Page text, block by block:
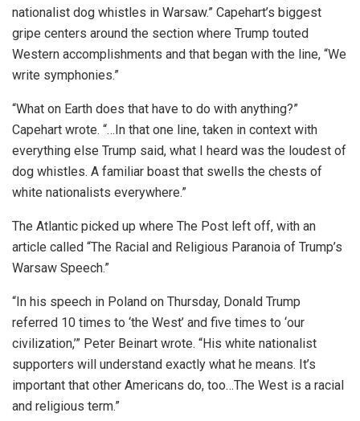
nationalist dog whistles in Warsaw.” Capehart’s biggest
gripe centers around the section where Trump touted
Western accomplishments and that began with the line, “We
write symphonies.”
“What on Earth does that have to do with anything?”
Capehart wrote. “…In that one line, taken in context with
everything else Trump said, what I heard was the loudest of
dog whistles. A familiar boast that swells the chests of
white nationalists everywhere.”
The Atlantic picked up where The Post left off, with an
article called “The Racial and Religious Paranoia of Trump’s
Warsaw Speech.”
“In his speech in Poland on Thursday, Donald Trump
referred 10 times to ‘the West’ and five times to ‘our
civilization,’” Peter Beinart wrote. “His white nationalist
supporters will understand exactly what he means. It’s
important that other Americans do, too…The West is a racial
and religious term.”